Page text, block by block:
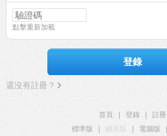
點擊重新加載
登錄
還沒有註冊？
首頁 登錄
註冊
標準版
觸屏版 電腦版